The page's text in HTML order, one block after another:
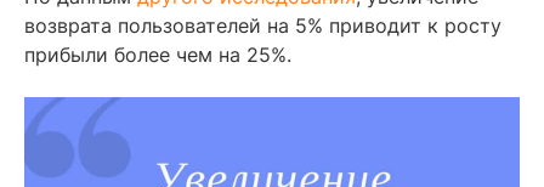
возврата пользователей на 5% приводит к росту
прибыли более чем на 25%.